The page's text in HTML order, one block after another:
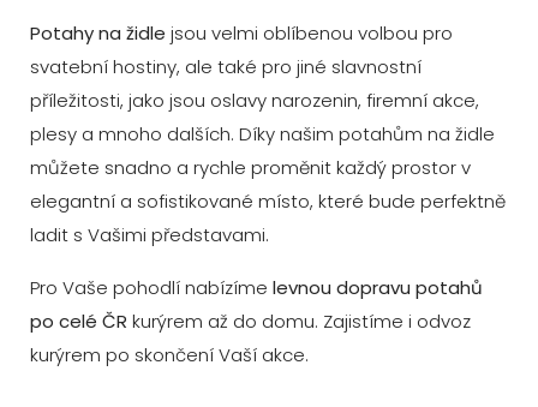
Potahy na židle jsou velmi oblíbenou volbou pro
svatební hostiny, ale také pro jiné slavnostní
příležitosti, jako jsou oslavy narozenin, firemní akce,
plesy a mnoho dalších. Díky našim potahům na židle
můžete snadno a rychle proměnit každý prostor v
elegantní a sofistikované místo, které bude perfektně
ladit s Vašimi představami.
Pro Vaše pohodlí nabízíme levnou dopravu potahů
po celé ČR kurýrem až do domu. Zajistíme i odvoz
kurýrem po skončení Vaší akce.